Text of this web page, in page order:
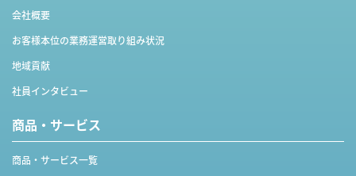
会社概要
お客様本位の業務運営取り組み状況
地域貢献
社員インタビュー
商品・サービス
商品・サービス一覧